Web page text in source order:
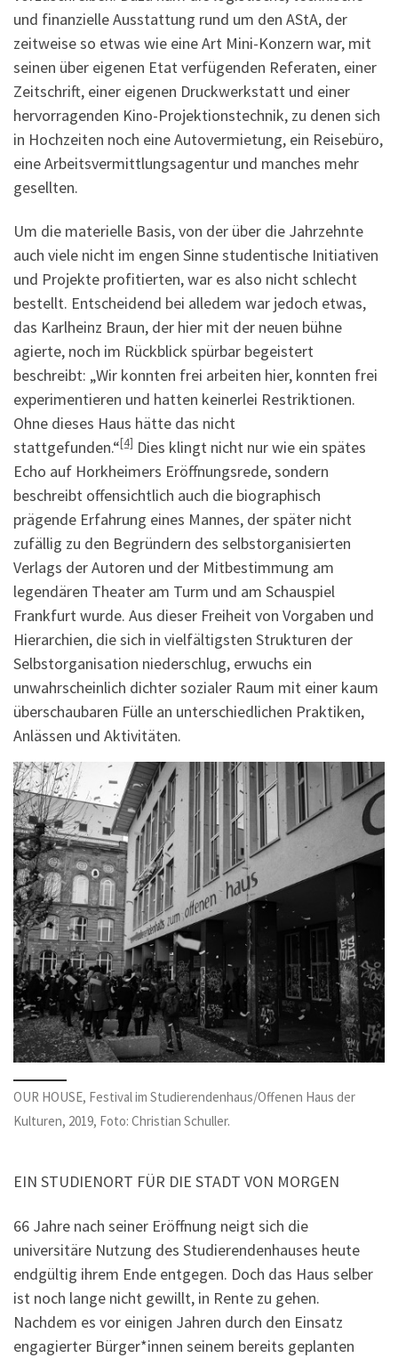
und finanzielle Ausstattung rund um den AStA, der
zeitweise so etwas wie eine Art Mini-Konzern war, mit
seinen über eigenen Etat verfügenden Referaten, einer
Zeitschrift, einer eigenen Druckwerkstatt und einer
hervorragenden Kino-Projektionstechnik, zu denen sich
in Hochzeiten noch eine Autovermietung, ein Reisebüro,
eine Arbeitsvermittlungsagentur und manches mehr
gesellten.
Um die materielle Basis, von der über die Jahrzehnte
auch viele nicht im engen Sinne studentische Initiativen
und Projekte profitierten, war es also nicht schlecht
bestellt. Entscheidend bei alledem war jedoch etwas,
das Karlheinz Braun, der hier mit der neuen bühne
agierte, noch im Rückblick spürbar begeistert
beschreibt: „Wir konnten frei arbeiten hier, konnten frei
experimentieren und hatten keinerlei Restriktionen.
Ohne dieses Haus hätte das nicht
stattgefunden.“[4] Dies klingt nicht nur wie ein spätes
Echo auf Horkheimers Eröffnungsrede, sondern
beschreibt offensichtlich auch die biographisch
prägende Erfahrung eines Mannes, der später nicht
zufällig zu den Begründern des selbstorganisierten
Verlags der Autoren und der Mitbestimmung am
legendären Theater am Turm und am Schauspiel
Frankfurt wurde. Aus dieser Freiheit von Vorgaben und
Hierarchien, die sich in vielfältigsten Strukturen der
Selbstorganisation niederschlug, erwuchs ein
unwahrscheinlich dichter sozialer Raum mit einer kaum
überschaubaren Fülle an unterschiedlichen Praktiken,
Anlässen und Aktivitäten.
OUR HOUSE, Festival im Studierendenhaus/Offenen Haus der
Kulturen, 2019, Foto: Christian Schuller.
EIN STUDIENORT FÜR DIE STADT VON MORGEN
66 Jahre nach seiner Eröffnung neigt sich die
universitäre Nutzung des Studierendenhauses heute
endgültig ihrem Ende entgegen. Doch das Haus selber
ist noch lange nicht gewillt, in Rente zu gehen.
Nachdem es vor einigen Jahren durch den Einsatz
engagierter Bürger*innen seinem bereits geplanten